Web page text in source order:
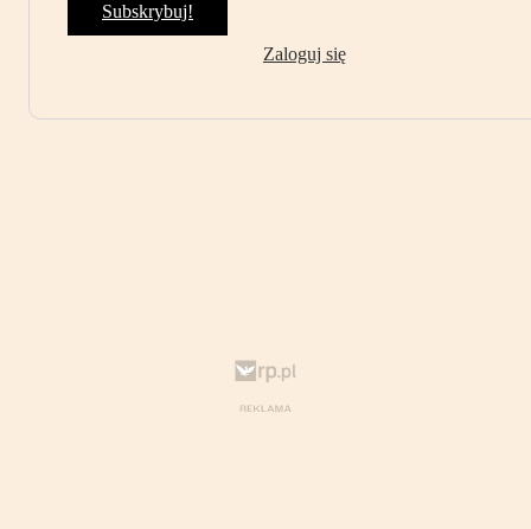
Subskrybuj!
Zaloguj się